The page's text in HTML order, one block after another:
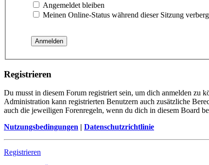
Angemeldet bleiben
Meinen Online-Status während dieser Sitzung
Registrieren
Du musst in diesem Forum registriert sein, um dich anmelden
Administration kann registrierten Benutzern auch zusätzliche
auch die jeweiligen Forenregeln, wenn du dich in diesem Board
Nutzungsbedingungen | Datenschutzrichtlinie
Registrieren